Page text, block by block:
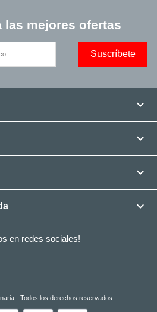
las mejores ofertas




en redes sociales!
- Todos los derechos reservados